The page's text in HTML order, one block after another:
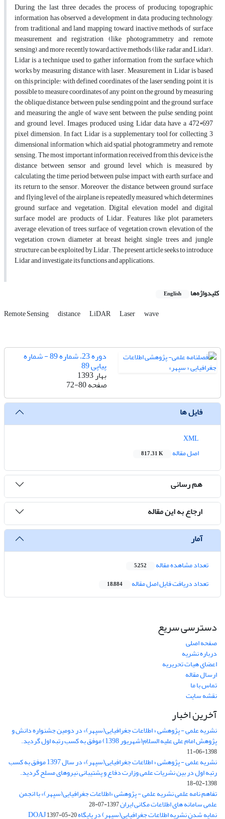
During the last three decades, the process of producing topographic
information has observed a development in data producing technology,
from traditional and land mapping toward inactive methods of surface
measurement and registration (like photogrammetry and remote
sensing), and more recently toward active methods (like radar and Lidar).
Lidar is a technique used to gather information from the surface which
works by measuring distance with laser. Measurement in Lidar is based
on this principle: with defined coordinates of the laser sending point, it is
possible to measure coordinates of any point on the ground by measuring
the oblique distance between pulse sending point and the ground surface
and measuring the angle of wave sent between the pulse sending point
and ground level. Images produced using Lidar data have a 472*697
pixel dimension. In fact, Lidar is a supplementary tool for collecting 3
dimensional information which aid spatial photogrammetry and remote
sensing. The most important information received from this device is the
distance between sensor and ground level which is measured by
calculating the time period between pulse impact with earth surface and
its return to the sensor. Moreover, the distance between ground surface
and flying level of the airplane is repeatedly measured which determines
ground surface and vegetation. Digital elevation model and digital
surface model are products of Lidar. Features like plot parameters,
average elevation of trees, surface of vegetation crown, elevation of the
vegetation crown, diameter at breast height, single trees and jungle
structure can be exploited by Lidar. The present article seeks to introduce
Lidar and investigate its functions and applications.
کلیدواژه‌ها English
Remote Sensing distance LiDAR Laser wave
دوره 23، شماره 89 - شماره
پیاپی 89
بهار 1393
صفحه72-80
فایل ها
اصل مقاله
817.31 K
هم رسانی
ارجاع به این مقاله
آمار
تعداد مشاهده مقاله 5,252
تعداد دریافت فایل اصل مقاله 18,884
دسترسی سریع
صفحه اصلی
درباره نشریه
اعضای هیات تحریریه
ارسال مقاله
تماس با ما
نقشه سایت
آخرین اخبار
نشریه علمی - پژوهشی « اطلاعات جغرافیایی(سپهر)» در دومین جشنواره دانش و
پژوهش امام علی علیه السلام(شهریور 1398) موفق به کسب رتبه اول گردید.
1398-06-11
نشریه علمی - پژوهشی « اطلاعات جغرافیایی(سپهر)» در سال 1397 موفق به کسب
رتبه اول در بین نشریات علمی وزارت دفاع و پشتیبانی نیروهای مسلح گردید.
1398-02-18
تفاهم نامه علمی نشریه علمی - پژوهشی «اطلاعات جغرافیایی(سپهر)» با انجمن
علمی سامانه های اطلاعات مکانی ایران1397-07-28
نمایه شدن نشریه اطلاعات جغرافیایی(سپهر) در پایگاه DOAJ1397-05-20